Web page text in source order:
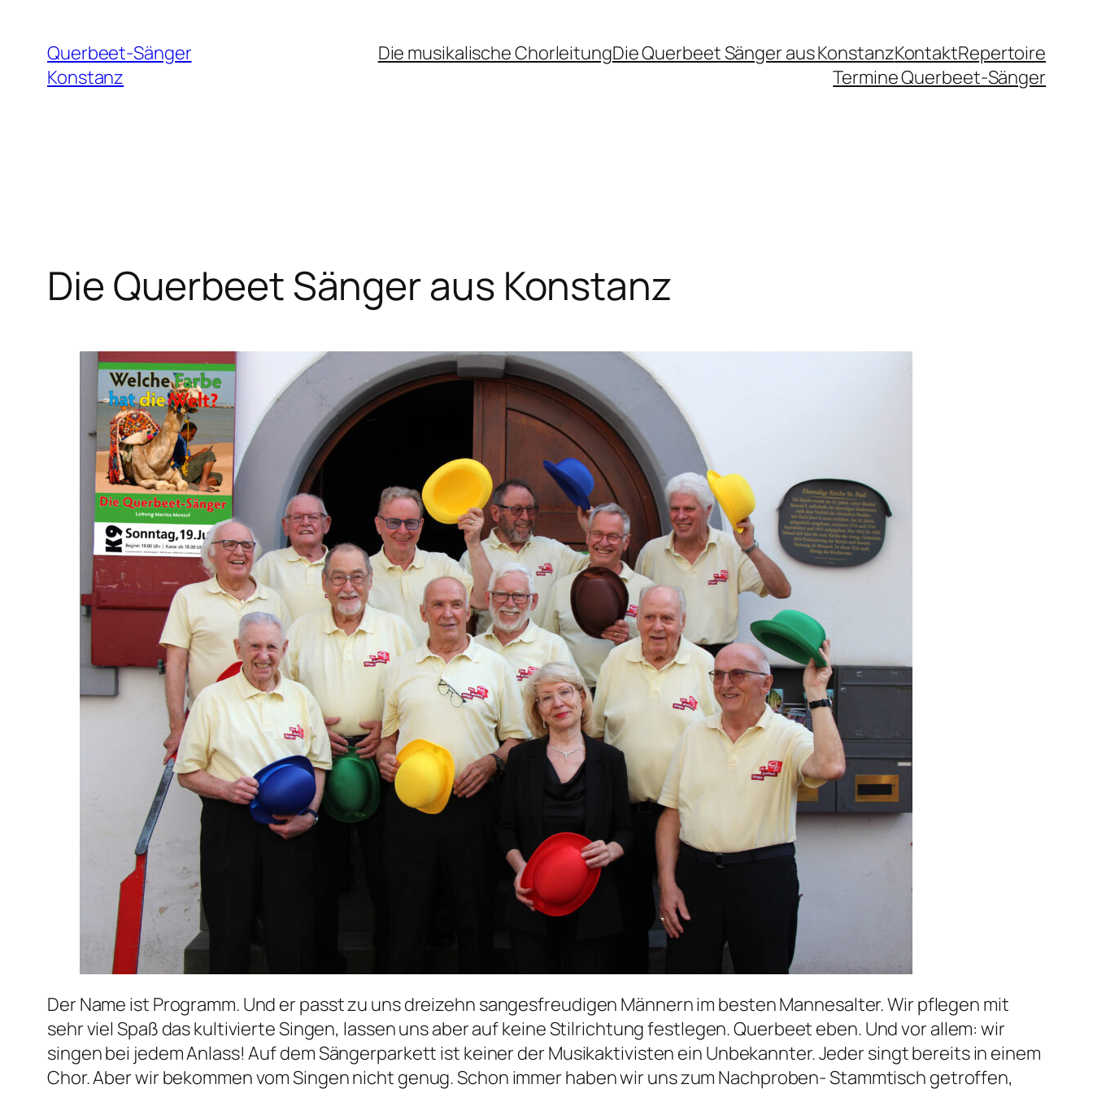
Inhalt
springen
Querbeet-Sänger
Konstanz
Die musikalische ChorleitungDie Querbeet Sänger aus KonstanzKontaktRepertoire
Termine Querbeet-Sänger
Die Querbeet Sänger aus Konstanz
Der Name ist Programm. Und er passt zu uns dreizehn sangesfreudigen Männern im besten Mannesalter. Wir pflegen mit
sehr viel Spaß das kultivierte Singen, lassen uns aber auf keine Stilrichtung festlegen. Querbeet eben. Und vor allem: wir
singen bei jedem Anlass! Auf dem Sängerparkett ist keiner der Musikaktivisten ein Unbekannter. Jeder singt bereits in einem
Chor. Aber wir bekommen vom Singen nicht genug. Schon immer haben wir uns zum Nachproben- Stammtisch getroffen,